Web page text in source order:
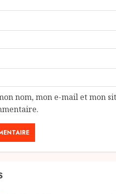
nom, mon e-mail et mon